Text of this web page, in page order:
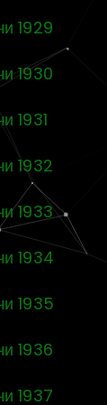
1929
1930
1931
1932
1933
1934
1935
1936
1937